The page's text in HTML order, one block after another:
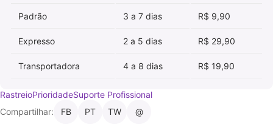
Padrão 3 a 7 dias R$ 9,90
Expresso 2 a 5 dias R$ 29,90
Transportadora 4 a 8 dias R$ 19,90
RastreioPrioridadeSuporte Profissional
Compartilhar:
FB PT TW @